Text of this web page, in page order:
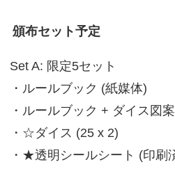
頒布セット予定
Set A: 限定5セット
・ルールブック (紙媒体)
・ルールブック + ダイス図
・☆ダイス (25 x 2)
・★透明シールシート (印刷